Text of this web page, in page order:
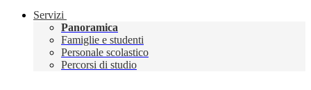
Servizi
Panoramica
Famiglie e studenti
Personale scolastico
Percorsi di studio